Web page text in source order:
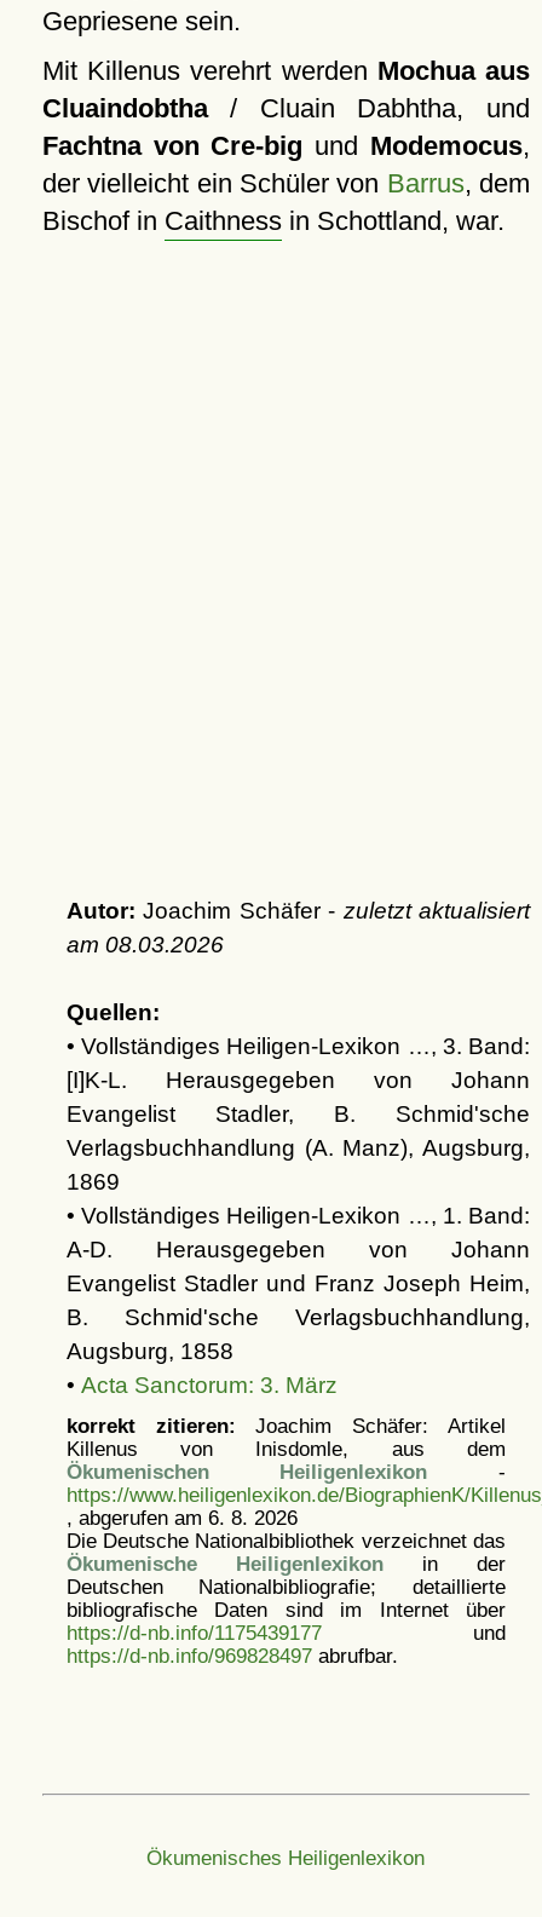
Gepriesene sein.
Mit Killenus verehrt werden Mochua aus
Cluaindobtha/ Cluain Dabhtha, und
Fachtna von Cre-big und Modemocus,
der vielleicht ein Schüler von Barrus, dem
Bischof in Caithnessin Schottland, war.
Autor: Joachim Schäfer - zuletzt aktualisiert
am 08.03.2026
Quellen:
• Vollständiges Heiligen-Lexikon …, 3. Band:
[I]K-L. Herausgegeben von Johann
Evangelist Stadler, B. Schmid'sche
Verlagsbuchhandlung (A. Manz), Augsburg,
1869
• Vollständiges Heiligen-Lexikon …, 1. Band:
A-D. Herausgegeben von Johann
Evangelist Stadler und Franz Joseph Heim,
B. Schmid'sche Verlagsbuchhandlung,
Augsburg, 1858
• Acta Sanctorum: 3. März
korrekt zitieren: Joachim Schäfer: Artikel
Killenus von Inisdomle, aus dem
Ökumenischen Heiligenlexikon -
https://www.heiligenlexikon.de/BiographienK/
, abgerufen am 6. 8. 2026
Die Deutsche Nationalbibliothek verzeichnet das
Ökumenische Heiligenlexikonin der
Deutschen Nationalbibliografie; detaillierte
bibliografische Daten sind im Internet über
https://d-nb.info/1175439177und
https://d-nb.info/969828497abrufbar.
Ökumenisches Heiligenlexikon